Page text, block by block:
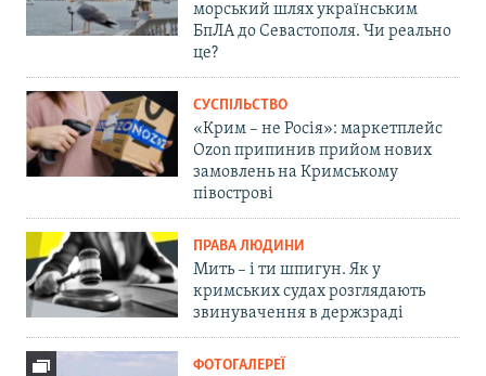
морський шлях українським
БпЛА до Севастополя. Чи реально
це?
СУСПІЛЬСТВО
«Крим – не Росія»: маркетплейс
Ozon припинив прийом нових
замовлень на Кримському
півострові
ПРАВА ЛЮДИНИ
Мить – і ти шпигун. Як у
кримських судах розглядають
звинувачення в держзраді
ФОТОГАЛЕРЕЇ